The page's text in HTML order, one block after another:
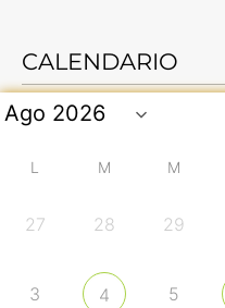
CALENDARIO
L M M
27 28 29
3 4 5